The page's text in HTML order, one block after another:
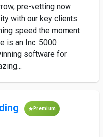
pre-vetting now
with our key clients
speed the moment
is an Inc. 5000
software for
Premium